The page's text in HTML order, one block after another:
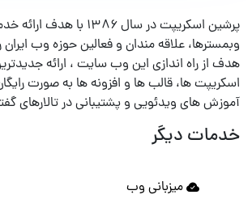
پرشین اسکریپت در سال ۱۳۸۶ با
وبمسترها، علاقه مندان و فعالین حوزه وب ایران
هدف از راه اندازی این وب سایت ، ارائه
اسکریپت ها، قالب ها و افزونه ها به صورت
آموزش های ویدئویی و پشتیبانی در تالارهای
خدمات دیگر
میزبانی وب